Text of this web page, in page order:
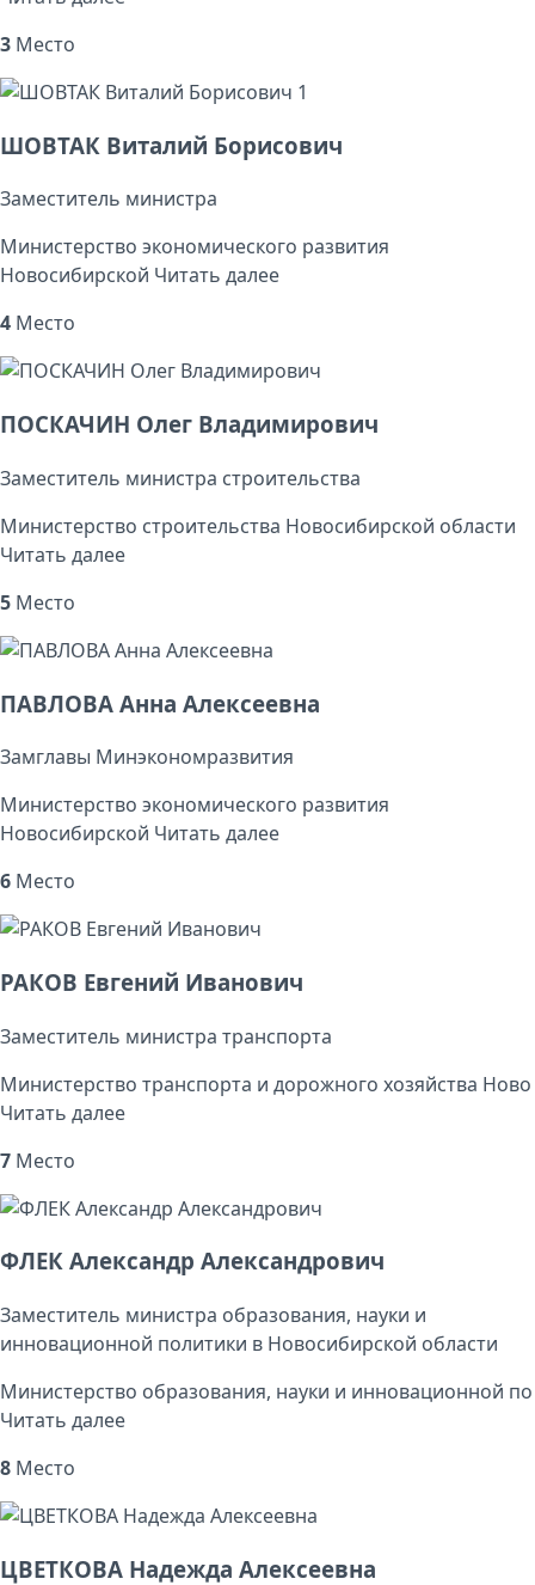
3 Место
1
ШОВТАК Виталий Борисович
Заместитель министра
Министерство экономического развития
Новосибирской Читать далее
4 Место
ПОСКАЧИН Олег Владимирович
Заместитель министра строительства
Министерство строительства Новосибирской области
Читать далее
5 Место
ПАВЛОВА Анна Алексеевна
Замглавы Минэкономразвития
Министерство экономического развития
Новосибирской Читать далее
6 Место
РАКОВ Евгений Иванович
Заместитель министра транспорта
Министерство транспорта и дорожного хозяйства Ново
Читать далее
7 Место
ФЛЕК Александр Александрович
Заместитель министра образования, науки и
инновационной политики в Новосибирской области
Министерство образования, науки и инновационной по
Читать далее
8 Место
ЦВЕТКОВА Надежда Алексеевна